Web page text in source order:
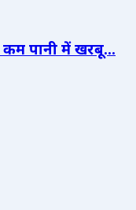
पानी में खरबू...